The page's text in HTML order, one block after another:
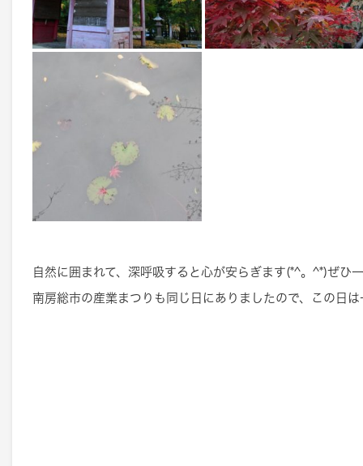
自然に囲まれて、深呼吸すると心が安らぎます(*^。^*)ぜひ
南房総市の産業まつりも同じ日にありましたので、この日